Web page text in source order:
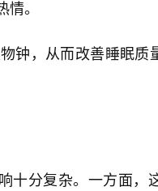
。
钟，从而改善睡眠
十分复杂。一方面